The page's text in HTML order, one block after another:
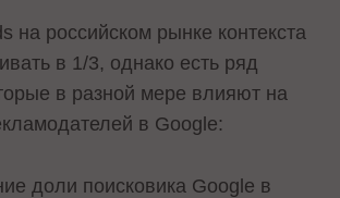
на российском рынке контекста
в 1/3, однако есть ряд
в разной мере влияют на
в Google:
доли поисковика Google в